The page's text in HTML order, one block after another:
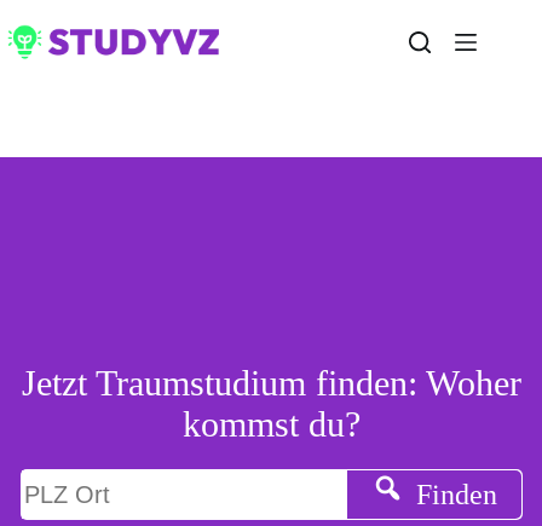
Inhalt
springen
Jetzt Traumstudium finden: Woher
kommst du?
Finden